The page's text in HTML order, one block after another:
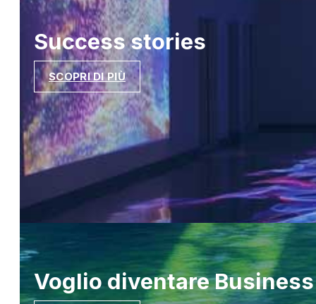
Successstories
SCOPRI DI PIÙ
Voglio diventare